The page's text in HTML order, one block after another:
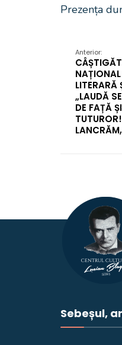
Prezența
Anterior:
NAȚIONAL
„LAUDĂ
DE FAȚĂ
Sebeșul,